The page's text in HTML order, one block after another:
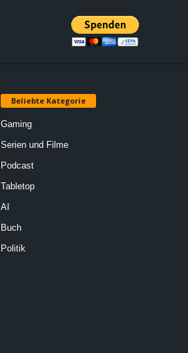
Beliebte Kategorie
Gaming
Serien und Filme
Podcast
Tabletop
AI
Buch
Politik